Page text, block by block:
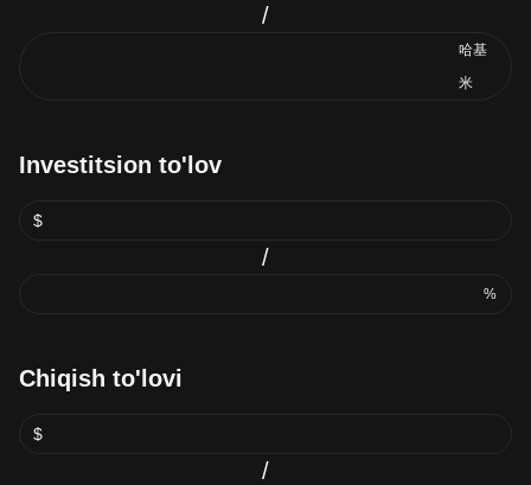
/
哈基
米
Investitsion to'lov
$
/
%
Chiqish to'lovi
$
/